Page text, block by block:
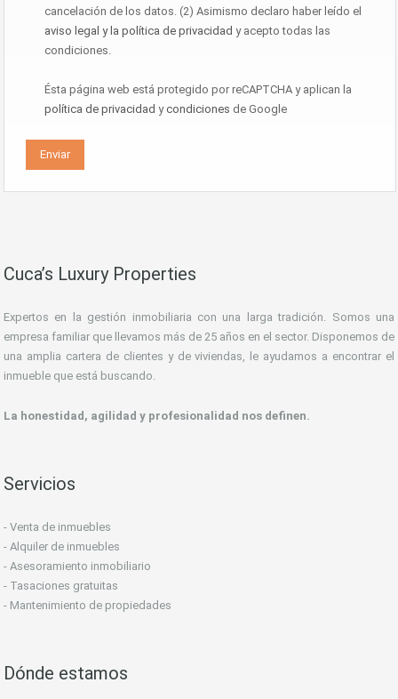
cancelación de los datos. (2) Asimismo declaro haber leído el
aviso legal y la política de privacidad y acepto todas las
condiciones.
Ésta página web está protegido por reCAPTCHA y aplican la
política de privacidad ycondiciones de Google
Cuca’s Luxury Properties
Expertos en la gestión inmobiliaria con una larga tradición. Somos una
empresa familiar que llevamos más de 25 años en el sector. Disponemos de
una amplia cartera de clientes y de viviendas, le ayudamos a encontrar el
inmueble que está buscando.
La honestidad, agilidad y profesionalidad nos definen.
Servicios
- Venta de inmuebles
- Alquiler de inmuebles
- Asesoramiento inmobiliario
- Tasaciones gratuitas
- Mantenimiento de propiedades
Dónde estamos